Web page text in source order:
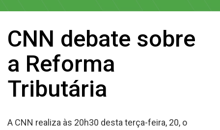
CNN debate sobre
a Reforma
Tributária
A CNN realiza às 20h30 desta terça-feira, 20, o